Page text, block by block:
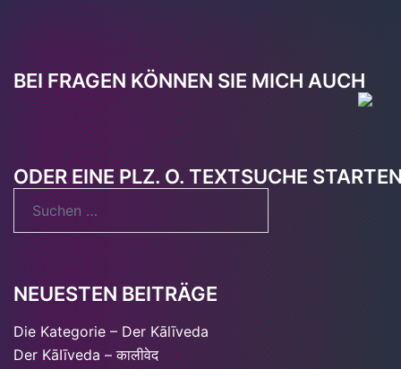
BEI FRAGEN KÖNNEN SIE MICH AUCH
ODER EINE PLZ. O. TEXTSUCHE
Suchen
nach:
NEUESTEN BEITRÄGE
Die Kategorie – Der Kālīveda
Der KāIīveda – कालीवेद